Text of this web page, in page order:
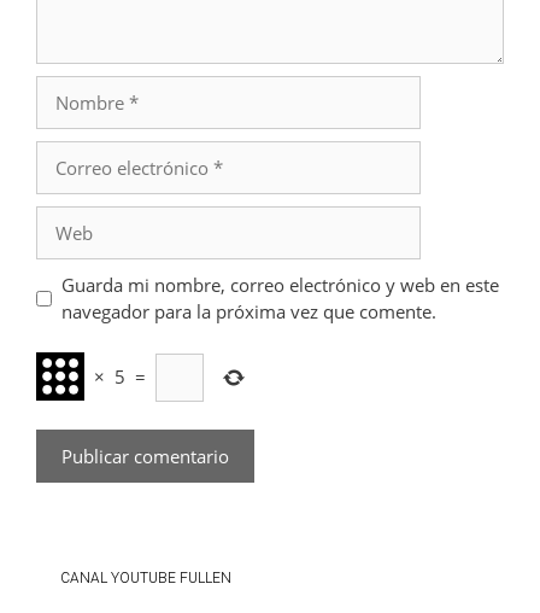
electrónico
Guarda mi nombre, correo electrónico y web en este
navegador para la próxima vez que comente.
× 5 =
CANAL YOUTUBE FULLEN